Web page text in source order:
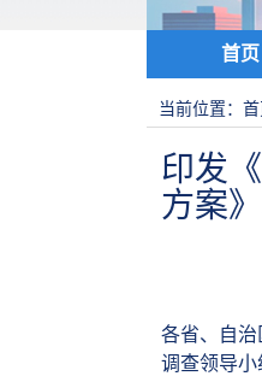
首页
当前位置：
印发
方案
各省、自
调查领导小